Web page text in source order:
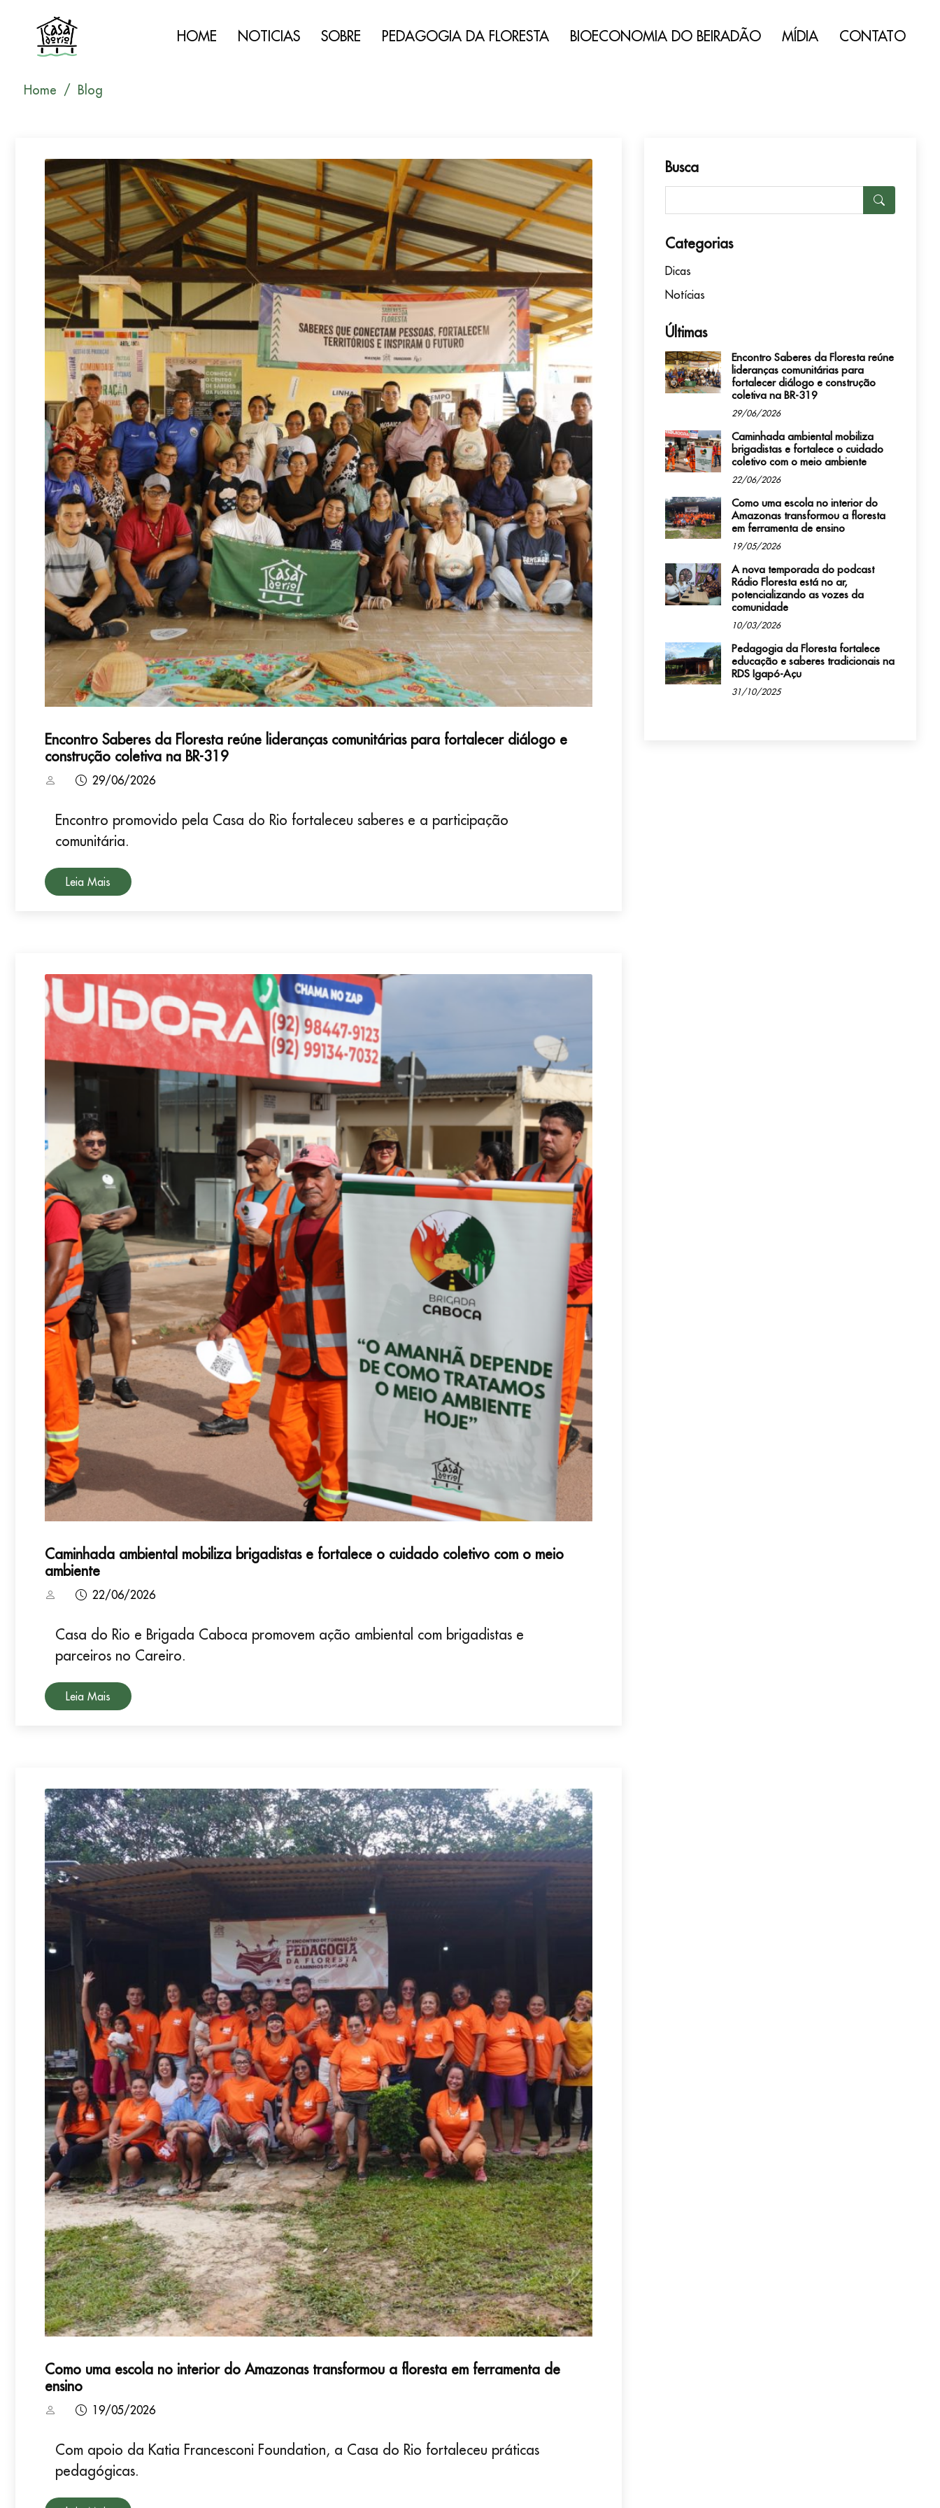
HOME NOTICIAS SOBRE PEDAGOGIA DA FLORESTA BIOECONOMIA DO BEIRADÃO MÍDIA CONTATO
Home Blog
Encontro Saberes da Floresta reúne lideranças comunitárias para fortalecer diálogo e
construção coletiva na BR-319
29/06/2026
Encontro promovido pela Casa do Rio fortaleceu saberes e a participação
comunitária.
Leia Mais
Caminhada ambiental mobiliza brigadistas e fortalece o cuidado coletivo com o meio
ambiente
22/06/2026
Casa do Rio e Brigada Caboca promovem ação ambiental com brigadistas e
parceiros no Careiro.
Leia Mais
Como uma escola no interior do Amazonas transformou a floresta em ferramenta de
ensino
19/05/2026
Com apoio da Katia Francesconi Foundation, a Casa do Rio fortaleceu práticas
pedagógicas.
Busca
Categorias
Dicas
Notícias
Últimas
Encontro Saberes da Floresta reúne
lideranças comunitárias para
fortalecer diálogo e construção
coletiva na BR-319
29/06/2026
Caminhada ambiental mobiliza
brigadistas e fortalece o cuidado
coletivo com o meio ambiente
22/06/2026
Como uma escola no interior do
Amazonas transformou a floresta
em ferramenta de ensino
19/05/2026
A nova temporada do podcast
Rádio Floresta está no ar,
potencializando as vozes da
comunidade
10/03/2026
Pedagogia da Floresta fortalece
educação e saberes tradicionais na
RDS Igapó-Açu
31/10/2025